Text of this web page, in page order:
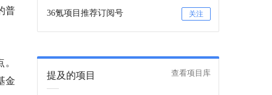
普
金
36氪项目推荐订阅号 关注
提及的项目 查看项目库